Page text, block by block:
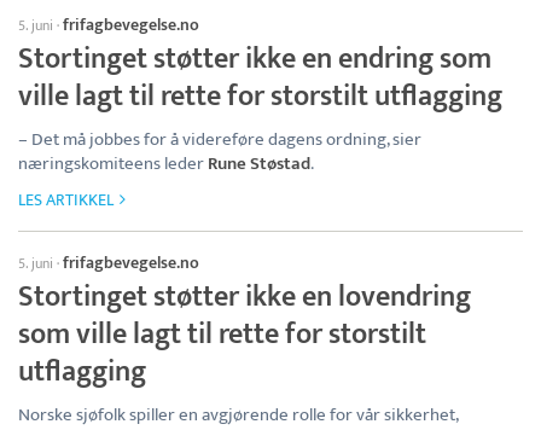
5. juni ·frifagbevegelse.no
Stortinget støtter ikke en endring som
ville lagt til rette for storstilt utflagging
– Det må jobbes for å videreføre dagens ordning, sier
næringskomiteens lederRune Støstad.
LES ARTIKKEL
5. juni ·frifagbevegelse.no
Stortinget støtter ikke en lovendring
som ville lagt til rette for storstilt
utflagging
Norske sjøfolk spiller en avgjørende rolle for vår sikkerhet,